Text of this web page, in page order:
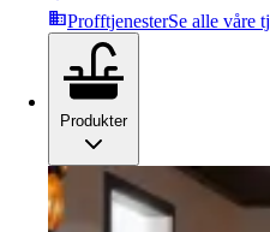
ProfftjenesterSe alle våre
Produkter